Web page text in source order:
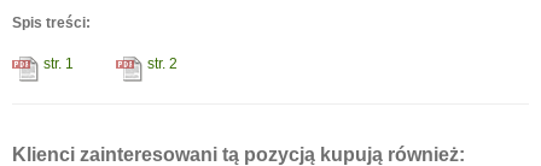
Spis treści:
str. 1 str. 2
Klienci zainteresowani tą pozycją kupują również: